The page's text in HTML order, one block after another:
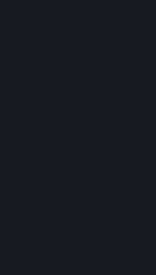
副本，由完美世界为运
确说明外，完美世界保留
国际版权条约和公约以
包含某些被许可的内容
关联方以及许可方可能会
除本协议、附加条款或
外，您不得将内容和服
务、以及对内容和服务
目的。除本协议、附加
用的法律另有规定外，
下，您不可以对通过蒸
分地复制、复印、出版
发、修改、拆解、反编
声明或标签。 您有权为
但您不得：（1）在未经